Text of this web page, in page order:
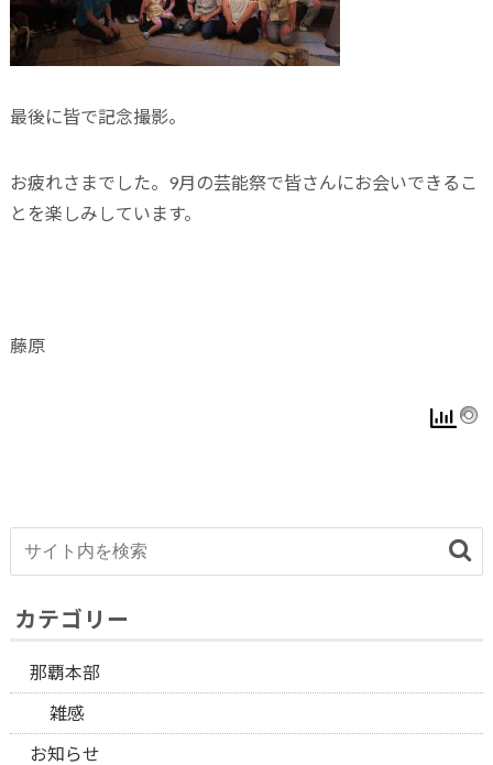
最後に皆で記念撮影。
お疲れさまでした。9月の芸能祭で皆さんにお会いできるこ
とを楽しみしています。
藤原
カテゴリー
那覇本部
雑感
お知らせ